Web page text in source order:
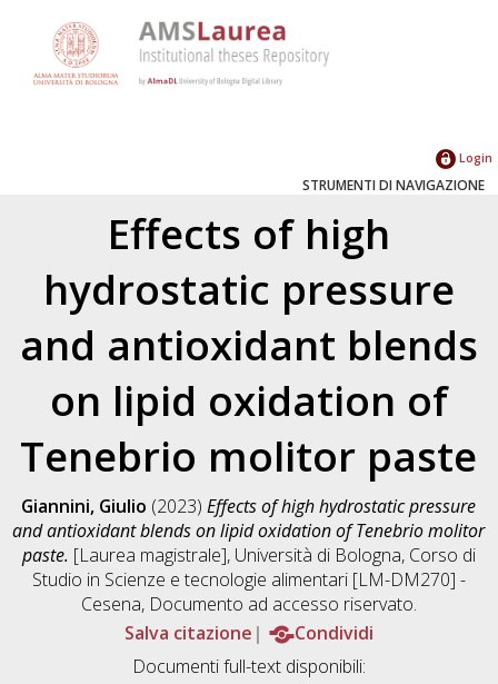
Login
STRUMENTI DI NAVIGAZIONE
Effects of high
hydrostatic pressure
and antioxidant blends
on lipid oxidation of
Tenebrio molitor paste
Giannini, Giulio (2023)Effects of high hydrostatic pressure
and antioxidant blends on lipid oxidation of Tenebrio molitor
paste. [Laurea magistrale], Università di Bologna, Corso di
Studio in Scienze e tecnologie alimentari [LM-DM270] -
Cesena, Documento ad accesso riservato.
Salva citazione
Condividi
Documenti full-text disponibili: